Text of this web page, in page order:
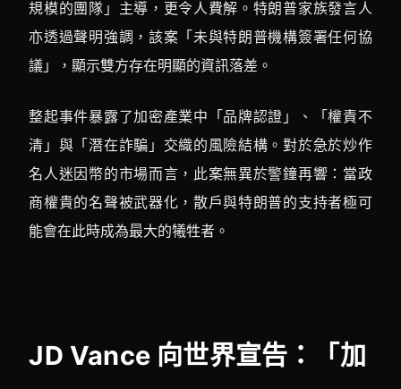
規模的團隊」主導，更令人費解。特朗普家族發言人
亦透過聲明強調，該案「未與特朗普機構簽署任何協
議」，顯示雙方存在明顯的資訊落差。
整起事件暴露了加密產業中「品牌認證」、「權責不
清」與「潛在詐騙」交織的風險結構。對於急於炒作
名人迷因幣的市場而言，此案無異於警鐘再響：當政
商權貴的名聲被武器化，散戶與特朗普的支持者極可
能會在此時成為最大的犧牲者。
JD Vance 向世界宣告：「加